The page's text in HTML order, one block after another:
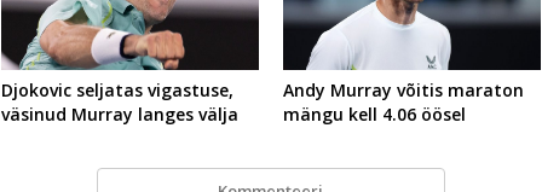
Djokovic seljatas vigastuse,
väsinud Murray langes välja
Andy Murray võitis maraton
mängu kell 4.06 öösel